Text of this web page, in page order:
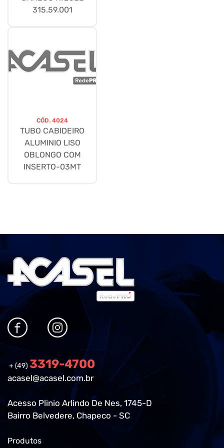
315.59.001
CÓD. 4024
TUBO CABIDEIRO
ALUMINIO LISO
OBLONGO COM
INSERTO-03MT
+ (49) 3319-4700
acasel@acasel.com.br
Acesso Plinio Arlindo De Nes, 1745-D
Bairro Belvedere, Chapeco - SC
Produtos